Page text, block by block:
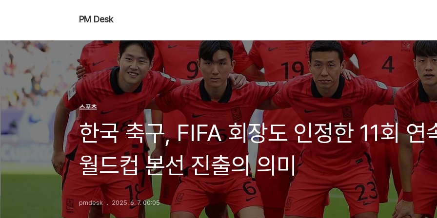
PM Desk
스포츠
한국 축구, FIFA 회장도 인정한 11회 연
월드컵 본선 진출의 의미
pmdesk 2025. 6. 7. 00:05